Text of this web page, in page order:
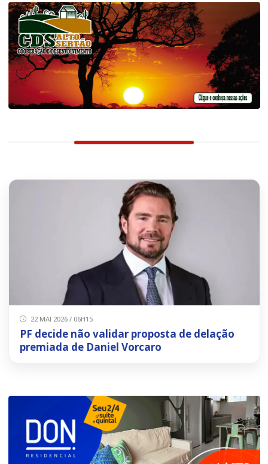
22 MAI 2026 / 06H15
PF decide não validar proposta de delação
premiada de Daniel Vorcaro